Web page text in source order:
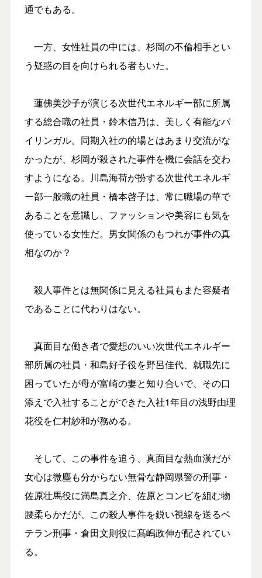
通でもある。
一方、女性社員の中には、杉岡の不倫相手とい
う疑惑の目を向けられる者もいた。
蓮佛美沙子が演じる次世代エネルギー部に所属
する総合職の社員・鈴木信乃は、美しく有能なバ
イリンガル。同期入社の的場とはあまり交流がな
かったが、杉岡が殺された事件を機に会話を交わ
すようになる。川島海荷が扮する次世代エネルギ
ー部一般職の社員・橋本啓子は、常に職場の華で
あることを意識し、ファッションや美容にも気を
使っている女性だ。男女関係のもつれが事件の真
相なのか？
殺人事件とは無関係に見える社員もまた容疑者
であることに代わりはない。
真面目な働き者で愛想のいい次世代エネルギー
部所属の社員・和島好子役を野呂佳代、就職先に
困っていたが母が富崎の妻と知り合いで、その口
添えで入社することができた入社1年目の浅野由理
花役を仁村紗和が務める。
そして、この事件を追う、真面目な熱血漢だが
女心は微塵も分からない無骨な静岡県警の刑事・
佐原壮馬役に満島真之介、佐原とコンビを組む物
腰柔らかだが、この殺人事件を鋭い視線を送るベ
テラン刑事・倉田文則役に髙嶋政伸が配されてい
る。